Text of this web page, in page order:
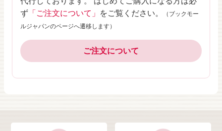
ず 「ご注文について」 をご覧ください。
（ブックモー
ルジャパンのページへ遷移します）
ご注文について